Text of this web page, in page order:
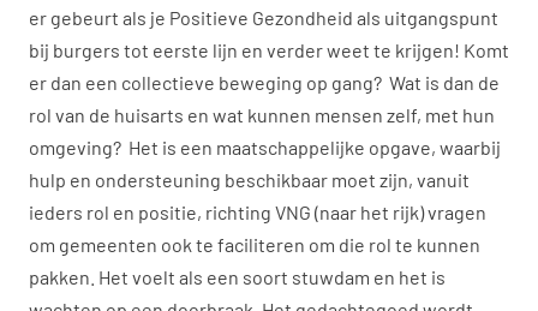
er gebeurt als je Positieve Gezondheid als uitgangspunt
bij burgers tot eerste lijn en verder weet te krijgen! Komt
er dan een collectieve beweging op gang? Wat is dan de
rol van de huisarts en wat kunnen mensen zelf, met hun
omgeving? Het is een maatschappelijke opgave, waarbij
hulp en ondersteuning beschikbaar moet zijn, vanuit
ieders rol en positie, richting VNG (naar het rijk) vragen
om gemeenten ook te faciliteren om die rol te kunnen
pakken. Het voelt als een soort stuwdam en het is